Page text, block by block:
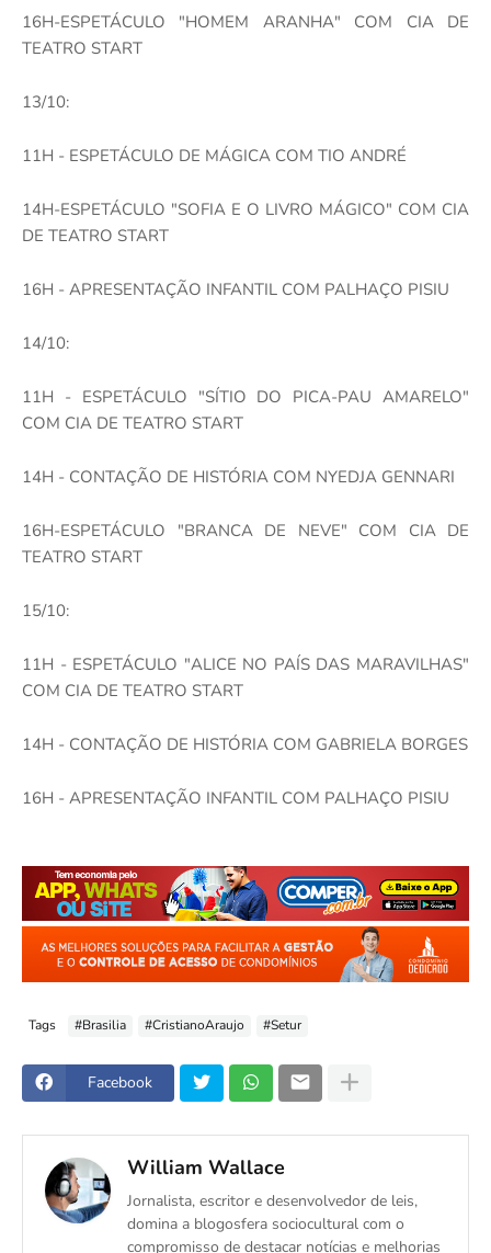
16H-ESPETÁCULO "HOMEM ARANHA" COM CIA DE
TEATRO START
13/10:
11H - ESPETÁCULO DE MÁGICA COM TIO ANDRÉ
14H-ESPETÁCULO "SOFIA E O LIVRO MÁGICO" COM CIA
DE TEATRO START
16H - APRESENTAÇÃO INFANTIL COM PALHAÇO PISIU
14/10:
11H - ESPETÁCULO "SÍTIO DO PICA-PAU AMARELO"
COM CIA DE TEATRO START
14H - CONTAÇÃO DE HISTÓRIA COM NYEDJA GENNARI
16H-ESPETÁCULO "BRANCA DE NEVE" COM CIA DE
TEATRO START
15/10:
11H - ESPETÁCULO "ALICE NO PAÍS DAS MARAVILHAS"
COM CIA DE TEATRO START
14H - CONTAÇÃO DE HISTÓRIA COM GABRIELA BORGES
16H - APRESENTAÇÃO INFANTIL COM PALHAÇO PISIU
Tags #Brasilia #CristianoAraujo #Setur
Facebook
William Wallace
Jornalista, escritor e desenvolvedor de leis,
domina a blogosfera sociocultural com o
compromisso de destacar notícias e melhorias